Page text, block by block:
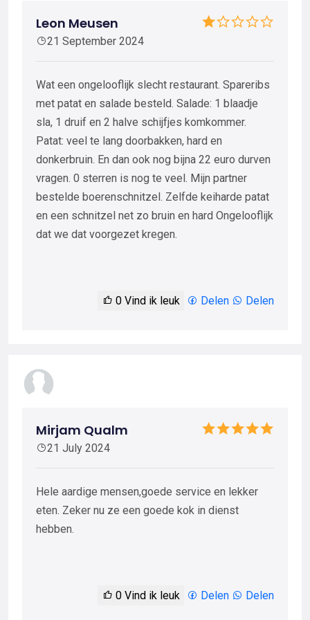
Leon Meusen
21 September 2024
Wat een ongelooflijk slecht restaurant. Spareribs
met patat en salade besteld. Salade: 1 blaadje
sla, 1 druif en 2 halve schijfjes komkommer.
Patat: veel te lang doorbakken, hard en
donkerbruin. En dan ook nog bijna 22 euro durven
vragen. 0 sterren is nog te veel. Mijn partner
bestelde boerenschnitzel. Zelfde keiharde patat
en een schnitzel net zo bruin en hard Ongelooflijk
dat we dat voorgezet kregen.
0 Vind ik leuk Delen Delen
Mirjam Qualm
21 July 2024
Hele aardige mensen,goede service en lekker
eten. Zeker nu ze een goede kok in dienst
hebben.
0 Vind ik leuk Delen Delen